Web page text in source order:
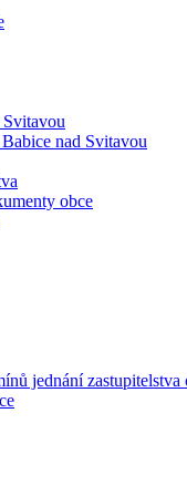
nad Svitavou
obce
jednání